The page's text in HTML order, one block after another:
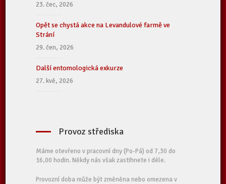
23. čec, 2026
Opět se chystá akce na Levandulové farmě ve
Strání
29. čen, 2026
Další entomologická exkurze
27. kvě, 2026
Provoz střediska
Máme otevřeno v pracovní dny (Po-Pá) od 7,30 do
16,00 hodin. Někdy nás však zastihnete i déle.
Provozní doba může být změněna nebo omezena v